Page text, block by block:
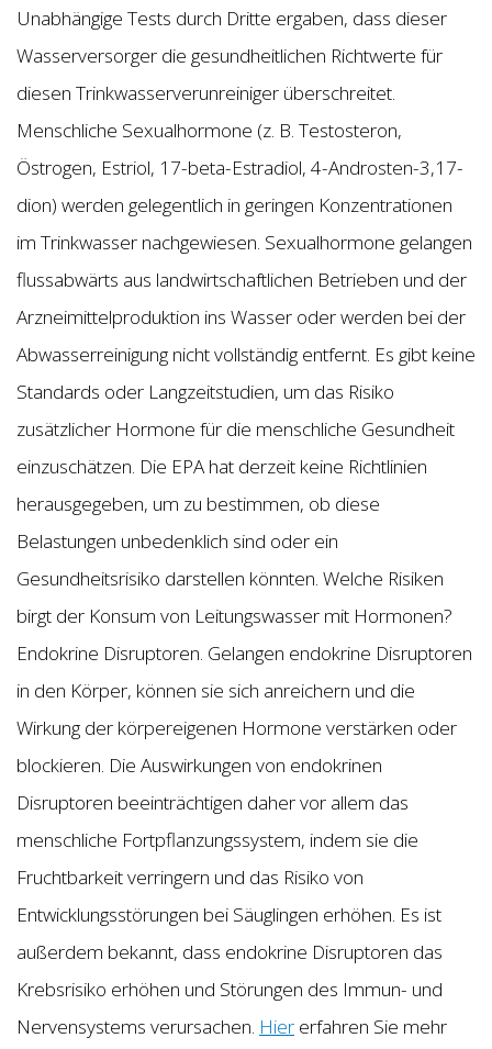
Unabhängige Tests durch Dritte ergaben, dass dieser
Wasserversorger die gesundheitlichen Richtwerte für
diesen Trinkwasserverunreiniger überschreitet.
Menschliche Sexualhormone (z. B. Testosteron,
Östrogen, Estriol, 17-beta-Estradiol, 4-Androsten-3,17-
dion) werden gelegentlich in geringen Konzentrationen
im Trinkwasser nachgewiesen. Sexualhormone gelangen
flussabwärts aus landwirtschaftlichen Betrieben und der
Arzneimittelproduktion ins Wasser oder werden bei der
Abwasserreinigung nicht vollständig entfernt. Es gibt keine
Standards oder Langzeitstudien, um das Risiko
zusätzlicher Hormone für die menschliche Gesundheit
einzuschätzen. Die EPA hat derzeit keine Richtlinien
herausgegeben, um zu bestimmen, ob diese
Belastungen unbedenklich sind oder ein
Gesundheitsrisiko darstellen könnten. Welche Risiken
birgt der Konsum von Leitungswasser mit Hormonen?
Endokrine Disruptoren. Gelangen endokrine Disruptoren
in den Körper, können sie sich anreichern und die
Wirkung der körpereigenen Hormone verstärken oder
blockieren. Die Auswirkungen von endokrinen
Disruptoren beeinträchtigen daher vor allem das
menschliche Fortpflanzungssystem, indem sie die
Fruchtbarkeit verringern und das Risiko von
Entwicklungsstörungen bei Säuglingen erhöhen. Es ist
außerdem bekannt, dass endokrine Disruptoren das
Krebsrisiko erhöhen und Störungen des Immun- und
Nervensystems verursachen. Hier erfahren Sie mehr